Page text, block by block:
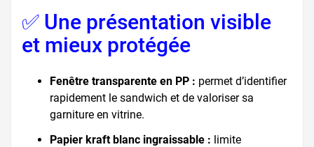
✅ Une présentation visible
et mieux protégée
Fenêtre transparente en PP : permet d’identifier
rapidement le sandwich et de valoriser sa
garniture en vitrine.
Papier kraft blanc ingraissable : limite